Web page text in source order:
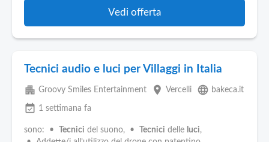
Vedi offerta
Tecnici audio e luci per Villaggi in Italia
apartment Groovy Smiles Entertainment place Vercelli language bakeca.it
event_available 1 settimana fa
sono: • Tecnici del suono, • Tecnici delle luci,